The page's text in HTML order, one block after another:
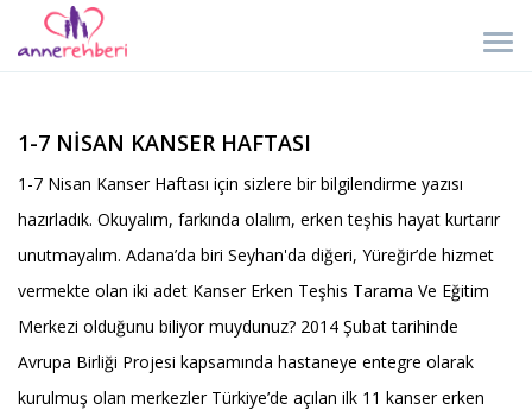
1-7 NİSAN KANSER HAFTASI
1-7 Nisan Kanser Haftası için sizlere bir bilgilendirme yazısı
hazırladık. Okuyalım, farkında olalım, erken teşhis hayat kurtarır
unutmayalım. Adana’da biri Seyhan'da diğeri, Yüreğir’de hizmet
vermekte olan iki adet Kanser Erken Teşhis Tarama Ve Eğitim
Merkezi olduğunu biliyor muydunuz? 2014 Şubat tarihinde
Avrupa Birliği Projesi kapsamında hastaneye entegre olarak
kurulmuş olan merkezler Türkiye’de açılan ilk 11 kanser erken